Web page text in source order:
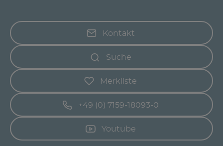
Kontakt
Suche
Merkliste
+49 (0) 7159-18093-0
Youtube